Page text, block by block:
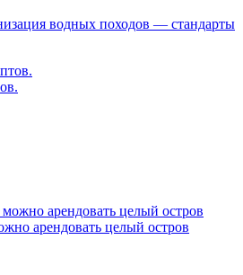
водных походов — стандарты
арендовать целый остров